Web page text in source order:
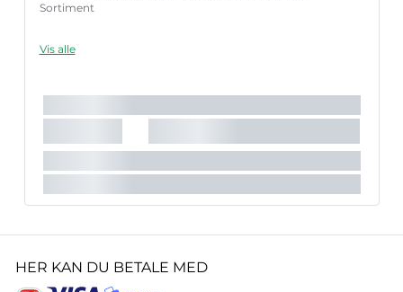
Sortiment
Vis alle
HER KAN DU BETALE MED